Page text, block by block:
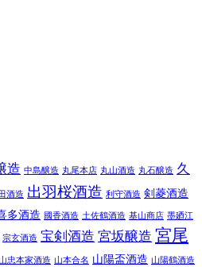
造 中島醸造 丸尾本店 丸山酒造 丸石醸造 久
酒造 出羽桜酒造 利守酒造 剣菱酒造
多酒造 國香酒造 土佐鶴酒造 基山商店 墨廼江
宗玄酒造 宝剣酒造 宮坂醸造 宮尾
忠本家酒造 山本合名 山陽盃酒造 山陽鶴酒造